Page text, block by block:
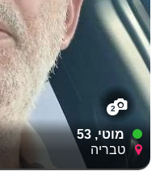
2
מוטי, 53
טבריה